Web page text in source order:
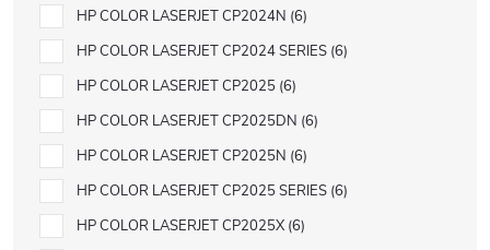
HP COLOR LASERJET CP2024N 6
HP COLOR LASERJET CP2024 SERIES 6
HP COLOR LASERJET CP2025 6
HP COLOR LASERJET CP2025DN 6
HP COLOR LASERJET CP2025N 6
HP COLOR LASERJET CP2025 SERIES 6
HP COLOR LASERJET CP2025X 6